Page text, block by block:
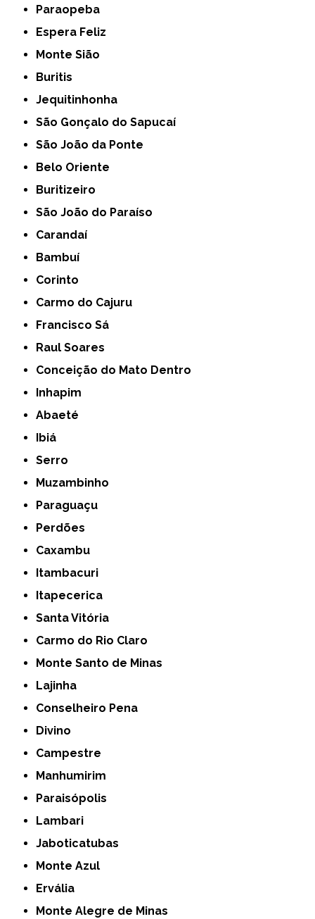
Paraopeba
Espera Feliz
Monte Sião
Buritis
Jequitinhonha
São Gonçalo do Sapucaí
São João da Ponte
Belo Oriente
Buritizeiro
São João do Paraíso
Carandaí
Bambuí
Corinto
Carmo do Cajuru
Francisco Sá
Raul Soares
Conceição do Mato Dentro
Inhapim
Abaeté
Ibiá
Serro
Muzambinho
Paraguaçu
Perdões
Caxambu
Itambacuri
Itapecerica
Santa Vitória
Carmo do Rio Claro
Monte Santo de Minas
Lajinha
Conselheiro Pena
Divino
Campestre
Manhumirim
Paraisópolis
Lambari
Jaboticatubas
Monte Azul
Ervália
Monte Alegre de Minas